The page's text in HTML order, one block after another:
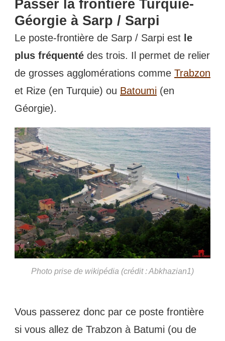
Passer la frontière Turquie-
Géorgie à Sarp / Sarpi
Le poste-frontière de Sarp / Sarpi est le
plus fréquenté des trois. Il permet de relier
de grosses agglomérations comme Trabzon
et Rize (en Turquie) ou Batoumi (en
Géorgie).
Photo prise de wikipédia (crédit : Abkhazian1)
Vous passerez donc par ce poste frontière
si vous allez de Trabzon à Batumi (ou de